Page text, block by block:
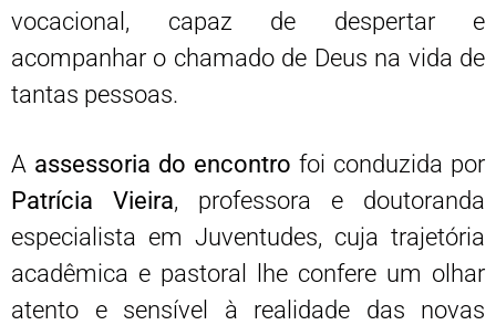
vocacional, capaz de despertar e
acompanhar o chamado de Deus na vida de
tantas pessoas.
A assessoria do encontro foi conduzida por
Patrícia Vieira, professora e doutoranda
especialista em Juventudes, cuja trajetória
acadêmica e pastoral lhe confere um olhar
atento e sensível à realidade das novas